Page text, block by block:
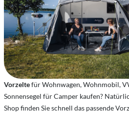
Vorzeltefür Wohnwagen, Wohnmobil,
Sonnensegel für Camper kaufen?
Shop finden Sie schnell das passende